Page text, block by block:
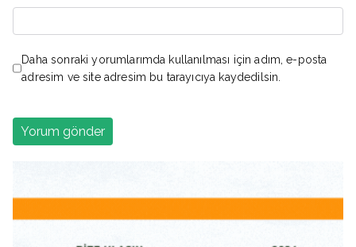
Daha sonraki yorumlarımda kullanılması için adım, e-posta
adresim ve site adresim bu tarayıcıya kaydedilsin.